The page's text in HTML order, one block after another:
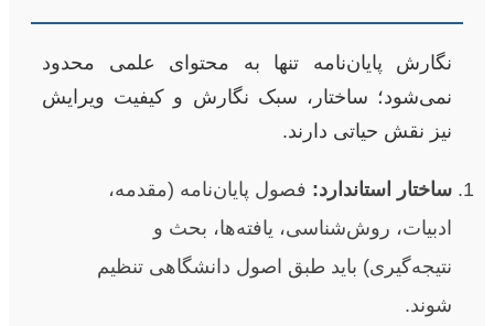
نگارش پایان‌نامه تنها به محتوای علمی محدود
نمی‌شود؛ ساختار، سبک نگارش و کیفیت ویرایش
نیز نقش حیاتی دارند.
ساختار استاندارد: فصول پایان‌نامه (مقدمه،
ادبیات، روش‌شناسی، یافته‌ها، بحث و
نتیجه‌گیری) باید طبق اصول دانشگاهی تنظیم
شوند.